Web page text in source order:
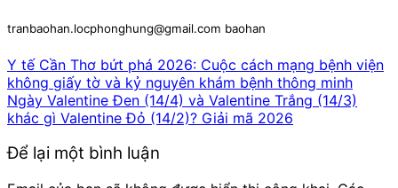
tranbaohan.locphonghung@gmail.com baohan
Y tế Cần Thơ bứt phá 2026: Cuộc cách mạng bệnh viện
không giấy tờ và kỷ nguyên khám bệnh thông minh
Ngày Valentine Đen (14/4) và Valentine Trắng (14/3)
khác gì Valentine Đỏ (14/2)? Giải mã 2026
Để lại một bình luận